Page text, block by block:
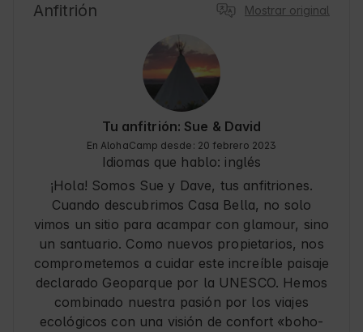
Anfitrión Mostrar original
Tu anfitrión: Sue & David
En AlohaCamp desde: 20 febrero 2023
Idiomas que hablo: inglés
¡Hola! Somos Sue y Dave, tus anfitriones.
Cuando descubrimos Casa Bella, no solo
vimos un sitio para acampar con glamour, sino
un santuario. Como nuevos propietarios, nos
comprometemos a cuidar este increíble paisaje
declarado Geoparque por la UNESCO. Hemos
combinado nuestra pasión por los viajes
ecológicos con una visión de confort «boho-